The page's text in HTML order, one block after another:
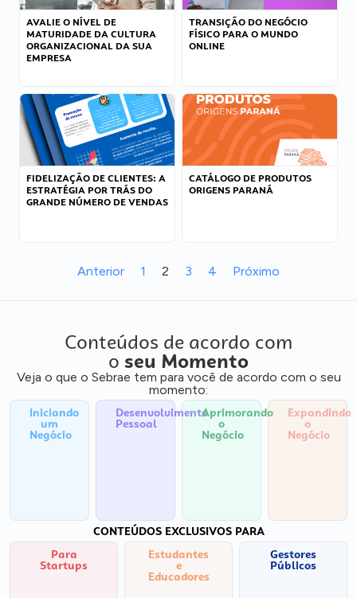
AVALIE O NÍVEL DE
MATURIDADE DA CULTURA
ORGANIZACIONAL DA SUA
EMPRESA
TRANSIÇÃO DO NEGÓCIO
FÍSICO PARA O MUNDO
ONLINE
FIDELIZAÇÃO DE CLIENTES: A
ESTRATÉGIA POR TRÁS DO
GRANDE NÚMERO DE VENDAS
CATÁLOGO DE PRODUTOS
ORIGENS PARANÁ
Anterior 1 2 3 4 Próximo
Conteúdos de acordo com
o seu Momento
Veja o que o Sebrae tem para você de acordo com o seu
momento:
Iniciando
um
Negócio
Desenvolvimento
Pessoal
Aprimorando
o
Negócio
Expandindo
o
Negócio
CONTEÚDOS EXCLUSIVOS PARA
Para
Startups
Estudantes
e
Educadores
Gestores
Públicos